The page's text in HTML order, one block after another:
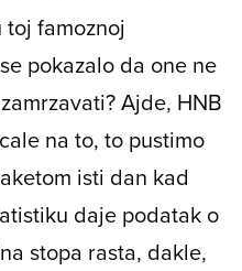
famoznoj
pokazalo da one ne
Ajde, HNB
na to, to pustimo
isti dan kad
daje podatak o
stopa rasta, dakle,